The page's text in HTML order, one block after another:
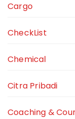
Cargo
CheckList
Chemical
Citra Pribadi
Coaching &